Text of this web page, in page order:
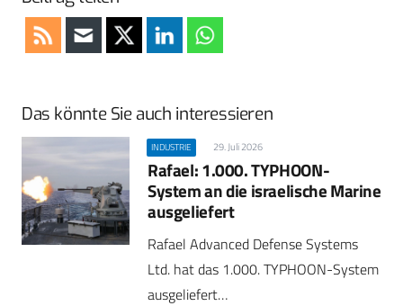
Das könnte Sie auch interessieren
INDUSTRIE 29. Juli 2026
Rafael: 1.000. TYPHOON-
System an die israelische Marine
ausgeliefert
Rafael Advanced Defense Systems
Ltd. hat das 1.000. TYPHOON-System
ausgeliefert…